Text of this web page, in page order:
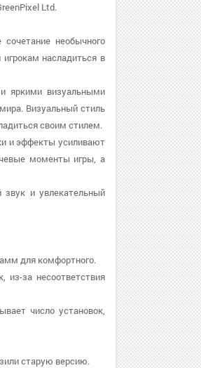
Ltd.
необычного
насладиться в
яркими визуальными
Визуальный стиль
своим стилем.
и эффекты усиливают
моменты игры, а
и увлекательный
для комфортного.
из-за несоответствия
число установок,
старую версию.